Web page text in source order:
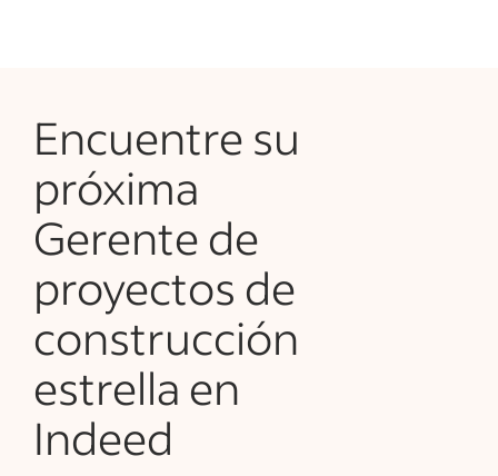
Encuentre su
próxima
Gerente de
proyectos de
construcción
estrella en
Indeed